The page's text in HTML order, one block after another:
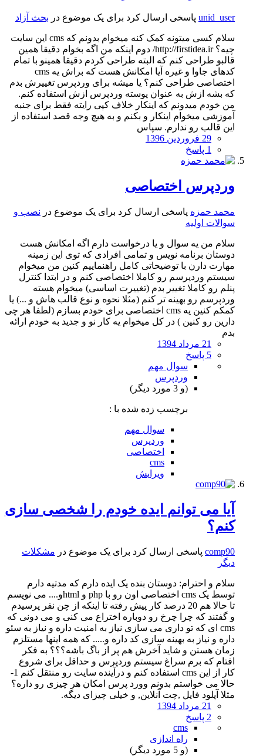
unid_user پاسخی ارسال کرد برای یک موضوع در بحث آزاد
سلام کسی میتونه کمک کنه میخوام بدونم که cms این سایت
چیه؟ http://firstidea.ir/ دوم اینکه من اگه بخوام دقیقا همین
قالبو طراحی کنم که البته طراحی کردم دقیقا همینو با تمام
کدهای جاوا و غیره آیا امکانش هست که براش یه cms
اختصاصی طراحی کنم؟ یا میشه برای وردپرس تغییرش بدم
که بشه ازش به عنوان پوسته وردپرس ازش استفاده کنم.
من خودم میدونم که اینکار خلاف کپی رایته فقط برای جنبه
آموزشی میخوام اینکار و بکنم و به هیچ وجه قصد استفاده از
این قالب رو ندارم. سپاس
29 فروردین 1396
1 پاسخ
وردپرس اختصاصی
محمد حمزه پاسخی ارسال کرد برای یک موضوع در نصب و
سوالات اولیه
سلام من یه سوال و یا درخواست دارم اگه امکانش هست
دوستان برنامه نویس و تمامی افرادی که توی این زمینه
مهارت دارن با توضیحاتی کامل راهنماییم کنین من میخوام
سیستم وردپرسم رو کاملا اختصاصی کنم و در ابتدا کنترل
پنلم رو کاملا تغییر بدم (تغییرت اساسی) میخوام هسته
وردپرسم رو بهینه تر کنم (مثلا نحوه و نوع قالب هاش و ...) یا
کمکم کنین یه cms اختصاصی برای خودم بسازم (لطفا هر چی
دارین رو کنین ) در کل میخوام یه کار نو و جدید به خودم ارائه
بدم
21 مرداد 1394
5 پاسخ
سوال مهم
وردپرس
(و 3 مورد دیگر)
برچسب زده شده با :
سوال مهم
وردپرس
اختصاصی
cms
ویرایش
آیا می توانم ایده خودم را شخصی سازی
کنم؟
comp90 پاسخی ارسال کرد برای یک موضوع در مشکلات
دیگر
سلام و احترام: دوستان بنده یک ایده دارم که مدتیه دارم
توسط یک cms اختصاصی اون رو با php و htmlو.... می نویسم
تا حالا هم 20 درصد کار پیش رفته تا اینکه از چن نفر پرسیدم
و گفتند که چرا چرخ رو دوباره اختراع می کنی و می دونی که
cms ای که تو داری می سازی نیاز به امنیت داره و نیاز به سئو
داره و نیاز به بهینه سازی کد داره و..... که همه اینها مستلزم
زمان هستن و شاید آخرش هم پر از باگ باشه؟؟؟ به فکر
افتام که برم سراغ سیستم وردپرس و حداقل برای شروع
کار از این cms استفاده کنم و درآینده سایت رو منتقل کنم 1-
حالا می خواستم بدونم وورد پرس امکان هر چیزی رو داره؟
مثلا آپلود فایل ,چت آنلاین, و خیلی چیزای دیگه.
21 مرداد 1394
2 پاسخ
cms
راه اندازی
(و 5 مورد دیگر)